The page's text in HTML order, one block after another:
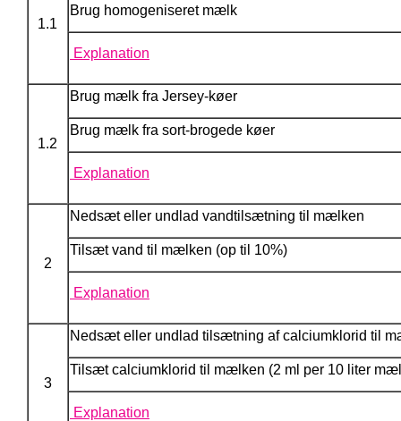
1.1
Brug homogeniseret mælk
Explanation
1.2
Brug mælk fra Jersey-køer
Brug mælk fra sort-brogede køer
Explanation
2
Nedsæt eller undlad vandtilsætning til mælken
Tilsæt vand til mælken (op til 10%)
Explanation
3
Nedsæt eller undlad tilsætning af calciumklorid til
Tilsæt calciumklorid til mælken (2 ml per 10 liter
Explanation